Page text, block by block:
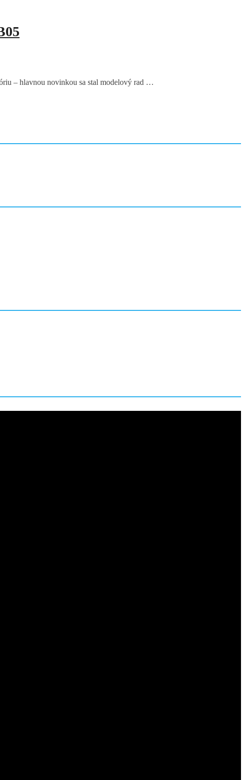
– hlavnou novinkou sa stal modelový rad …